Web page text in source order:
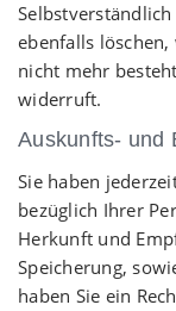
ebenfalls
nicht mehr
widerruft.
Auskunfts- und
Sie haben
bezüglich Ihrer
Herkunft und
Speicherung,
haben Sie ein